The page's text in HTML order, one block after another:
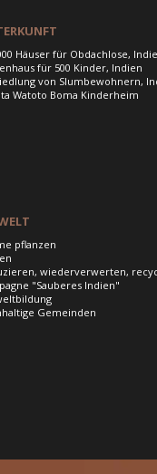
Häuser für Obdachlose,
für 500 Kinder, Indien
von Slumbewohnern,
Watoto Boma Kinderheim
pflanzen
wiederverwerten,
"Sauberes Indien"
Gemeinden